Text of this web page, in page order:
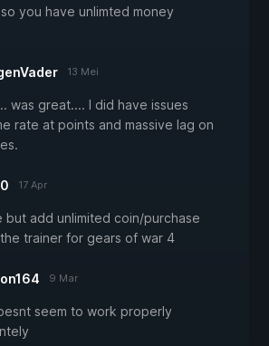
you have unlimted money
13 Mei
was great.... I did have issues
rate at points and massive lag on
17 Apr
but add unlimited coin/purchase
trainer for gears of war 4
9 Mar
seem to work properly